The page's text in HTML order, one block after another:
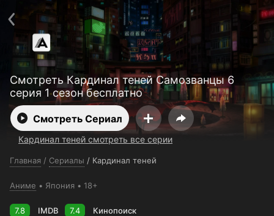
Смотреть Кардинал теней Самозванцы 6
серия 1 сезон бесплатно
Смотреть Сериал
Кардинал теней смотреть все серии
Главная / Сериалы / Кардинал теней
Аниме Япония 18+
7.8 IMDB 7.4 Кинопоиск
support@24h.tv
О сервисе
Пользовательское соглашение
Политика конфиденциальности
Для партнёров
Открыть приложение
Ввести промокод
Установить на ТВ
Бесплатные каналы Контакты